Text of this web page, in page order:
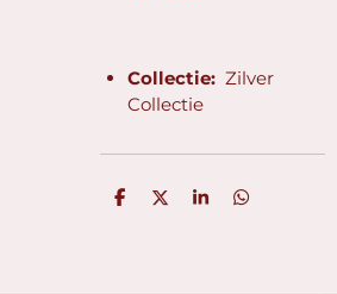
Collectie:Zilver
Collectie
D
D
S
D